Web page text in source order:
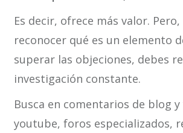
Es decir, ofrece más valor.
reconocer qué es un elemento
superar las objeciones, debes
investigación constante.
Busca en comentarios de blog y
youtube, foros especializados,